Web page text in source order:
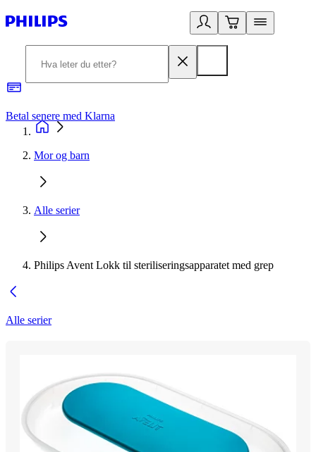
Betal senere med Klarna
Mor og barn
Alle serier
Philips Avent Lokk til steriliseringsapparatet med grep
Alle serier